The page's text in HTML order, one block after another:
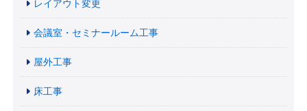
レイアウト変更
会議室・セミナールーム工事
屋外工事
床工事